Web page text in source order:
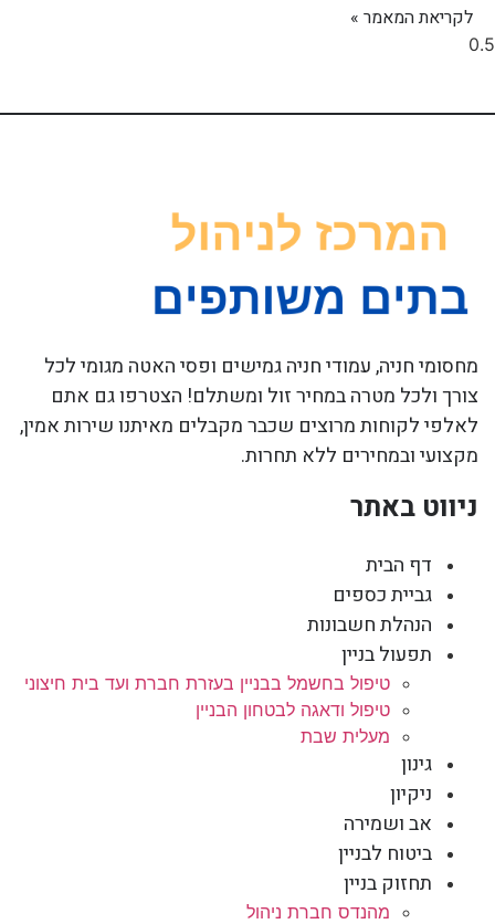
לקריאת המאמר »
מחסומי חניה, עמודי חניה גמישים ופסי האטה מגומי לכל
צורך ולכל מטרה במחיר זול ומשתלם! הצטרפו גם אתם
לאלפי לקוחות מרוצים שכבר מקבלים מאיתנו שירות אמין,
מקצועי ובמחירים ללא תחרות.
ניווט באתר
דף הבית
גביית כספים
הנהלת חשבונות
תפעול בניין
טיפול בחשמל בבניין בעזרת חברת ועד בית חיצוני
טיפול ודאגה לבטחון הבניין
מעלית שבת
גינון
ניקיון
אב ושמירה
ביטוח לבניין
תחזוק בניין
מהנדס חברת ניהול